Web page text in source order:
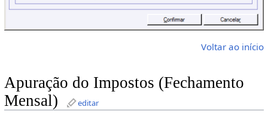
Voltar ao início
Apuração do Impostos (Fechamento
Mensal)
editar